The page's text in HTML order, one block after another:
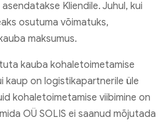
Kliendile. Juhul, kui
osutuma võimatuks,
maksumus.
kauba kohaletoimetamise
kaup on logistikapartnerile üle
kohaletoimetamise viibimine on
OÜ SOLIS ei saanud mõjutada